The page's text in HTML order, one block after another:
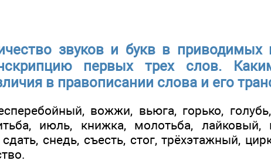
звуков и букв в приводимых
первых трех слов.
в правописании слова и его
вожжи, вьюга, горько,
июль, книжка, молотьба, лайковый,
снедь, съесть, стог, трёхэтажный,